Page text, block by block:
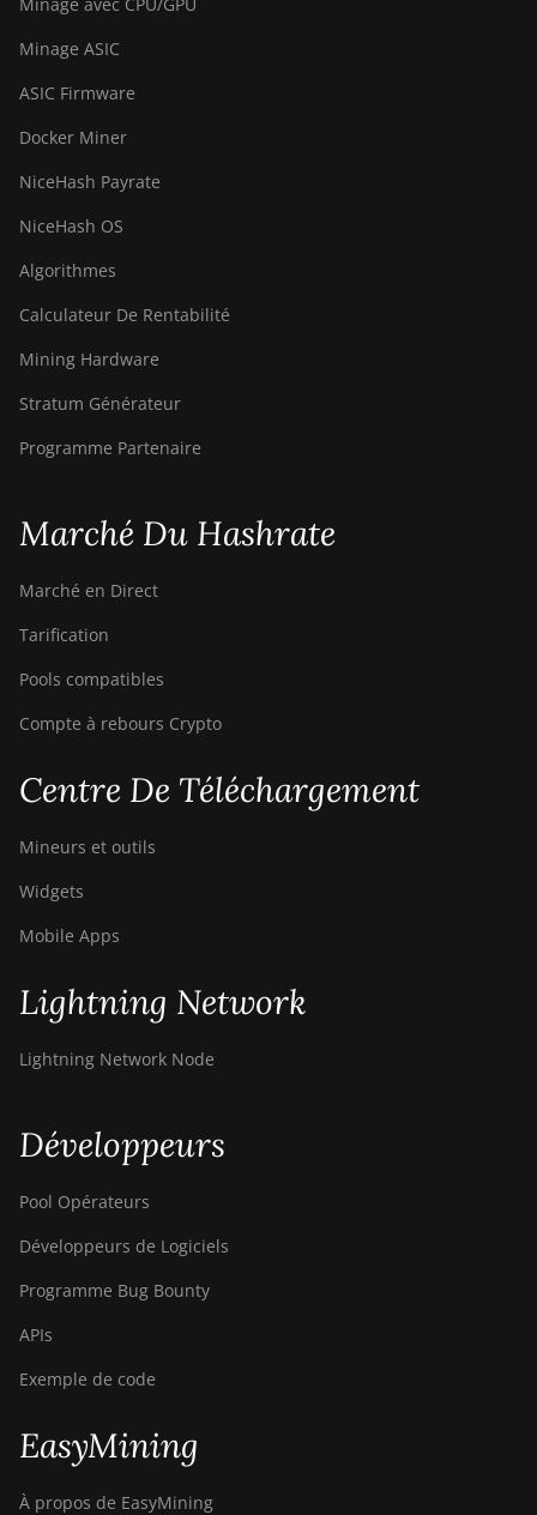
Minage ASIC
ASIC Firmware
Docker Miner
NiceHash Payrate
NiceHash OS
Algorithmes
Calculateur De Rentabilité
Mining Hardware
Stratum Générateur
Programme Partenaire
Marché Du Hashrate
Marché en Direct
Tarification
Pools compatibles
Compte à rebours Crypto
Centre De Téléchargement
Mineurs et outils
Widgets
Mobile Apps
Lightning Network
Lightning Network Node
Développeurs
Pool Opérateurs
Développeurs de Logiciels
Programme Bug Bounty
APIs
Exemple de code
EasyMining
À propos de EasyMining